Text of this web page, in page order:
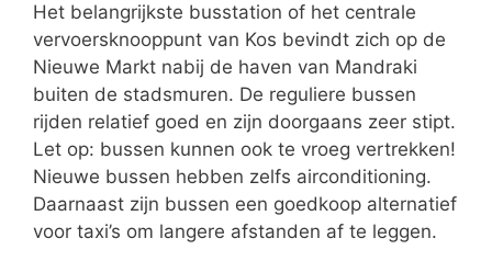
Het belangrijkste busstation of het centrale
vervoersknooppunt van Kos bevindt zich op de
Nieuwe Markt nabij de haven van Mandraki
buiten de stadsmuren. De reguliere bussen
rijden relatief goed en zijn doorgaans zeer stipt.
Let op: bussen kunnen ook te vroeg vertrekken!
Nieuwe bussen hebben zelfs airconditioning.
Daarnaast zijn bussen een goedkoop alternatief
voor taxi’s om langere afstanden af ​​te leggen.